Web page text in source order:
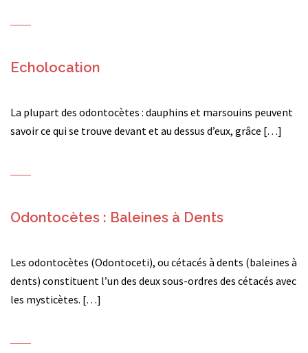
Echolocation
La plupart des odontocètes : dauphins et marsouins peuvent
savoir ce qui se trouve devant et au dessus d’eux, grâce […]
Odontocètes : Baleines à Dents
Les odontocètes (Odontoceti), ou cétacés à dents (baleines à
dents) constituent l’un des deux sous-ordres des cétacés avec
les mysticètes. […]